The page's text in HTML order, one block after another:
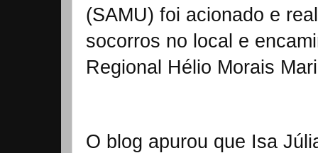
(SAMU) foi acionado e
socorros no local e
Regional Hélio Morais
O blog apurou que Isa